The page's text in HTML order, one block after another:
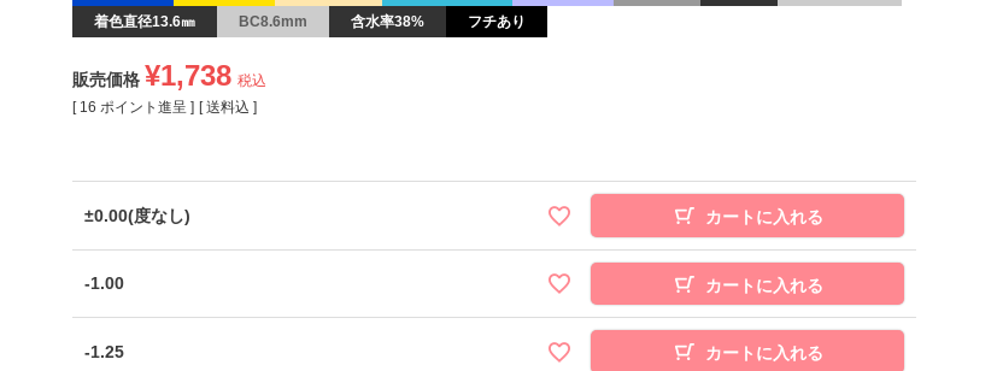
着色直径13.6㎜
BC8.6mm 含水率38% フチあり
販売価格 ¥1,738 税込
[ 16 ポイント進呈 ] 送料込
±0.00(度なし) カートに入れる
-1.00 カートに入れる
-1.25 カートに入れる